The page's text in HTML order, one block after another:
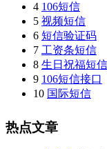
4 106短信
5 视频短信
6 短信验证码
7 工资条短信
8 生日祝福短信
9 106短信接口
10 国际短信
热点文章